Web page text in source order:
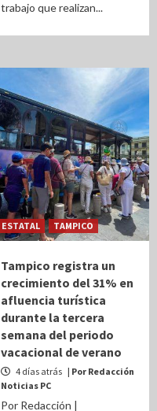
trabajo que realizan...
ESTATAL TAMPICO
Tampico registra un
crecimiento del 31% en
afluencia turística
durante la tercera
semana del periodo
vacacional de verano
4 días atrás | Por Redacción
Noticias PC
Por Redacción |